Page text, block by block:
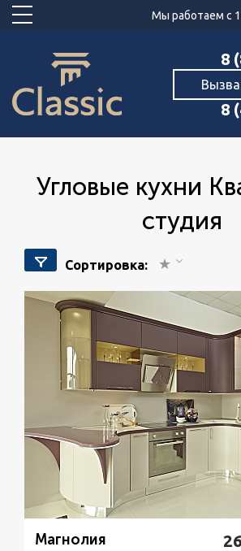
Мы работаем с
8
8
угловые кухни Квартира-
студия
Сортировка:
Магнолия